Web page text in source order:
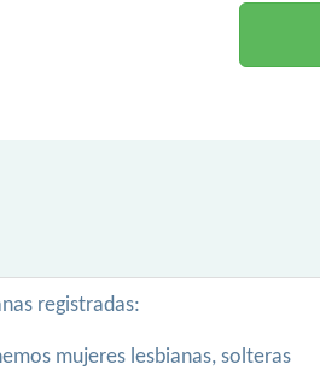
registradas:
mujeres lesbianas, solteras